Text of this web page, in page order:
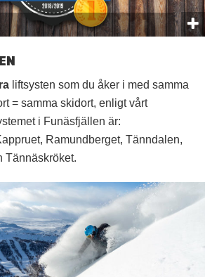
liftsysten som du åker i med samma
= samma skidort, enligt vårt
i Funäsfjällen är:
Ramundberget, Tänndalen,
Tännäskröket.